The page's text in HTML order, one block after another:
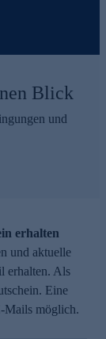
Blick
und
erhalten
und aktuelle
erhalten. Als
Eine
Mails möglich.